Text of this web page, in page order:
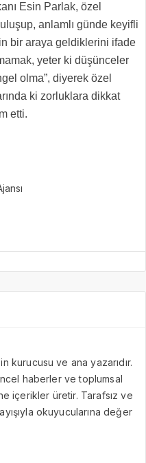
Esin Parlak, özel
anlamlı günde keyifli
bir araya geldiklerini ifade
yeter ki düşünceler
olma”, diyerek özel
ki zorluklara dikkat
etti.
kurucusu ve ana yazarıdır.
haberler ve toplumsal
içerikler üretir. Tarafsız ve
okuyucularına değer